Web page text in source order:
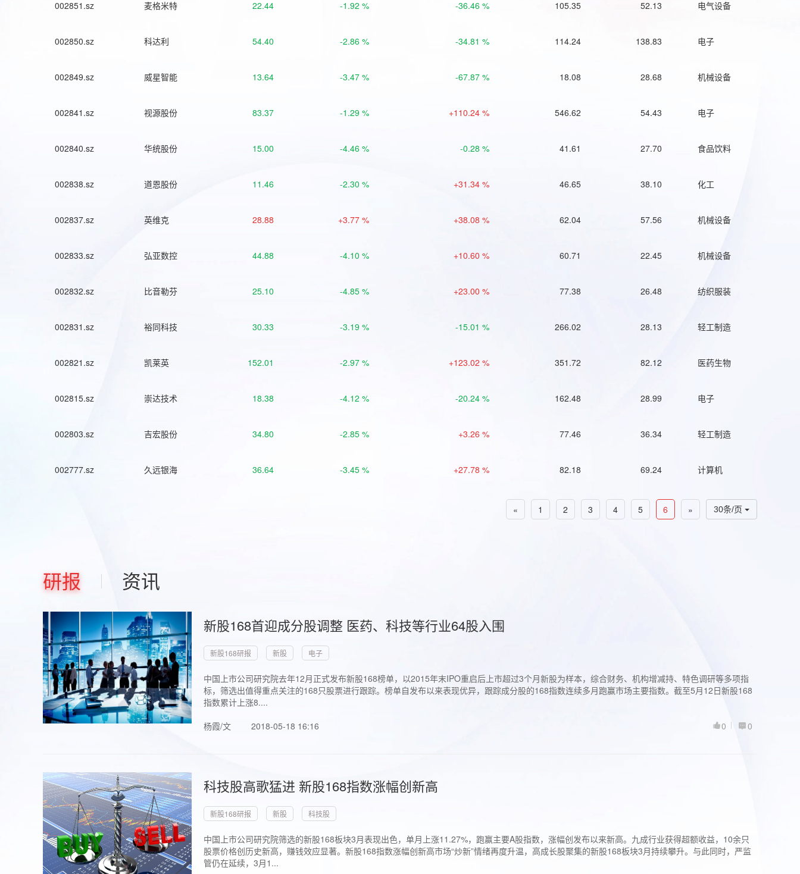
002851.sz 麦格米特 22.44 -1.92 % -36.46 % 105.35 52.13 电气设备
002850.sz 科达利 54.40 -2.86 % -34.81 % 114.24 138.83 电子
002849.sz 威星智能 13.64 -3.47 % -67.87 % 18.08 28.68 机械设备
002841.sz 视源股份 83.37 -1.29 % +110.24 % 546.62 54.43 电子
002840.sz 华统股份 15.00 -4.46 % -0.28 % 41.61 27.70 食品饮料
002838.sz 道恩股份 11.46 -2.30 % +31.34 % 46.65 38.10 化工
002837.sz 英维克 28.88 +3.77 % +38.08 % 62.04 57.56 机械设备
002833.sz 弘亚数控 44.88 -4.10 % +10.60 % 60.71 22.45 机械设备
002832.sz 比音勒芬 25.10 -4.85 % +23.00 % 77.38 26.48 纺织服装
002831.sz 裕同科技 30.33 -3.19 % -15.01 % 266.02 28.13 轻工制造
002821.sz 凯莱英 152.01 -2.97 % +123.02 % 351.72 82.12 医药生物
002815.sz 崇达技术 18.38 -4.12 % -20.24 % 162.48 28.99 电子
002803.sz 吉宏股份 34.80 -2.85 % +3.26 % 77.46 36.34 轻工制造
002777.sz 久远银海 36.64 -3.45 % +27.78 % 82.18 69.24 计算机
30条/页
« 1 2 3 4 5 6 »
研报 资讯
新股168首迎成分股调整 医药、科技等行业64股入围
新股168研报 新股 电子
中国上市公司研究院去年12月正式发布新股168榜单，以2015年末IPO重启后上市超过3个月新股为样本，综合财务、机构增减持、特色调研等多项指
标，筛选出值得重点关注的168只股票进行跟踪。榜单自发布以来表现优异，跟踪成分股的168指数连续多月跑赢市场主要指数。截至5月12日新股168
指数累计上涨8....
杨霞/文
2018-05-18 16:16 0
0
科技股高歌猛进 新股168指数涨幅创新高
新股168研报 新股 科技股
中国上市公司研究院筛选的新股168板块3月表现出色，单月上涨11.27%，跑赢主要A股指数，涨幅创发布以来新高。九成行业获得超额收益，10余只
股票价格创历史新高，赚钱效应显著。新股168指数涨幅创新高市场“炒新”情绪再度升温，高成长股聚集的新股168板块3月持续攀升。与此同时，严监
管仍在延续，3月1...